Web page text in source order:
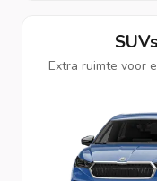
SUVs
Extra ruimte voor